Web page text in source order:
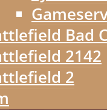
Bad
2142
2